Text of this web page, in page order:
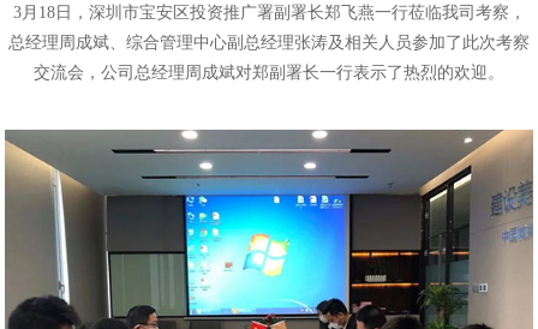
3月18日，深圳市宝安区投资推广署副署长郑飞燕一行莅临我司考察，
总经理周成斌、综合管理中心副总经理张涛及相关人员参加了此次考察
交流会，公司总经理周成斌对郑副署长一行表示了热烈的欢迎。